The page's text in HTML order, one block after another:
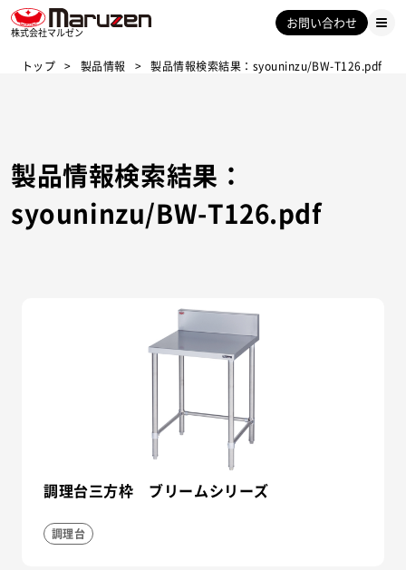
株式会社マルゼン
お問い合わせ
トップ 製品情報 製品情報検索結果：syouninzu/BW-T126.pdf
製品情報検索結果：
syouninzu/BW-T126.pdf
調理台三方枠 ブリームシリーズ
調理台